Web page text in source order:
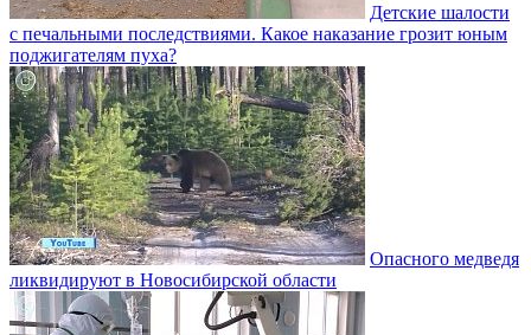
Детские шалости
с печальными последствиями. Какое наказание грозит юным
поджигателям пуха?
Опасного медведя
ликвидируют в Новосибирской области